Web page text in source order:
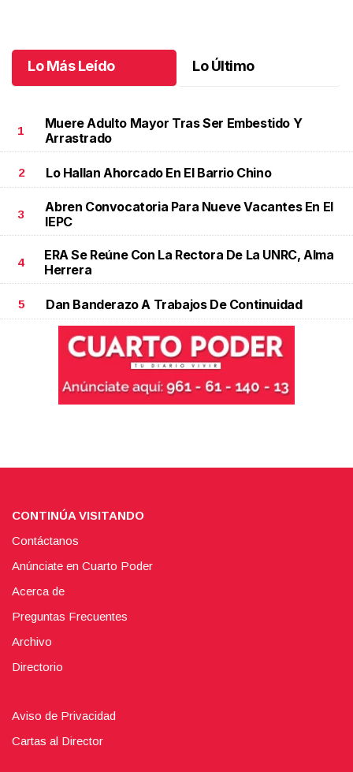
Lo Más Leído Lo Último
1
Muere Adulto Mayor Tras Ser Embestido Y
Arrastrado
2 Lo Hallan Ahorcado En El Barrio Chino
3
Abren Convocatoria Para Nueve Vacantes En El
IEPC
4
ERA Se Reúne Con La Rectora De La UNRC, Alma
Herrera
5 Dan Banderazo A Trabajos De Continuidad
CONTINÚA VISITANDO
Contáctanos
Anúnciate en Cuarto Poder
Acerca de
Preguntas Frecuentes
Archivo
Directorio
Aviso de Privacidad
Cartas al Director